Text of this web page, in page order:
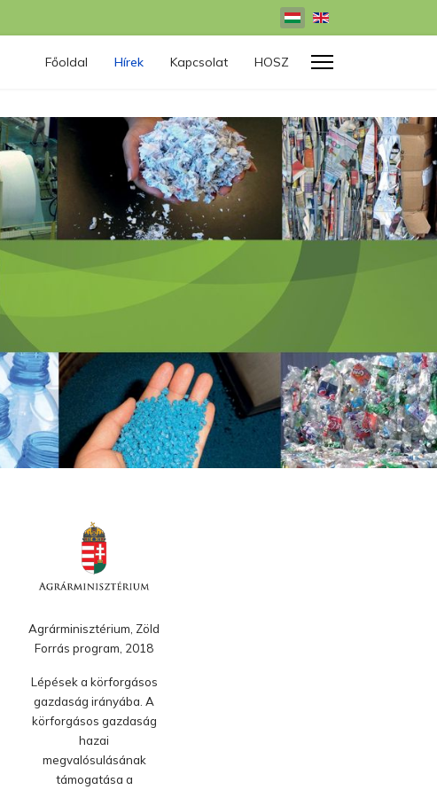
Válasszon nyelvet
Főoldal Hírek Kapcsolat HOSZ
Agrárminisztérium, Zöld
Forrás program, 2018
Lépések a körforgásos
gazdaság irányába. A
körforgásos gazdaság
hazai
megvalósulásának
támogatása a